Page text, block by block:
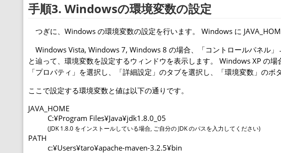
手順3. Windowsの環境変数の設定
つぎに、Windows の環境変数の設定を行います。 Windows に
Windows Vista, Windows 7, Windows 8 の場合、「コントロールパネル
と辿って、環境変数を設定するウィンドウを表示します。 Windows XP の
「プロパティ」を選択し、「詳細設定」のタブを選択し、「環境変数」のボ
ここで設定する環境変数と値は以下の通りです。
JAVA_HOME
C:¥Program Files¥Java¥jdk1.8.0_05
(JDK 1.8.0 をインストールしている場合, ご自分の JDK のパスを入力してください)
PATH
c:¥Users¥taro¥apache-maven-3.2.5¥bin